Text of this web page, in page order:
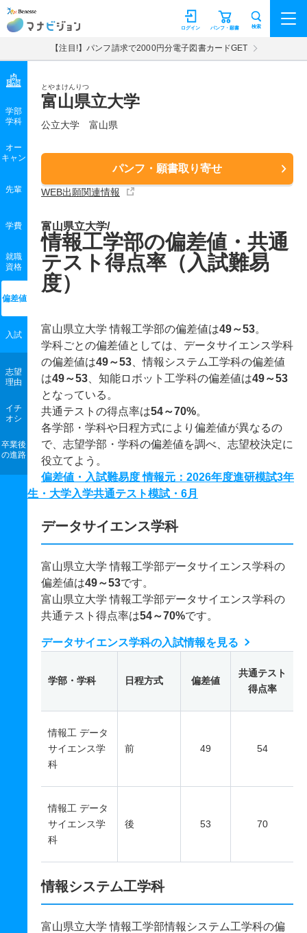
マナビジョン パンフ・願書
ログイン 検索
【注目!】パンフ請求で2000円分電子図書カードGET
とやまけんりつ
富山県立大学
公立大学 富山県
パンフ・願書取り寄せ
WEB出願関連情報
学部
学科
オー
キャン
先輩
学費
就職
資格
偏差値
入試
志望
理由
イチ
オシ
卒業後
の進路
富山県立大学/
情報工学部の偏差値・共通
テスト得点率（入試難易
度）
富山県立大学 情報工学部の偏差値は49～53。
学科ごとの偏差値としては、データサイエンス学科
の偏差値は49～53 、情報システム工学科の偏差値
は49～53 、知能ロボット工学科の偏差値は49～53
となっている。
共通テストの得点率は54～70%。
各学部・学科や日程方式により偏差値が異なるの
で、志望学部・学科の偏差値を調べ、志望校決定に
役立てよう。
偏差値・入試難易度 情報元：2026年度進研模試3年
生・大学入学共通テスト模試・6月
データサイエンス学科
富山県立大学 情報工学部データサイエンス学科の
偏差値は49～53です。
富山県立大学 情報工学部データサイエンス学科の
共通テスト得点率は54～70%です。
データサイエンス学科の入試情報を見る
学部・学科 日程方式 偏差値
共通テスト
得点率
情報工 データ
サイエンス学
科
前 49 54
情報工 データ
サイエンス学
科
後 53 70
情報システム工学科
富山県立大学 情報工学部情報システム工学科の偏